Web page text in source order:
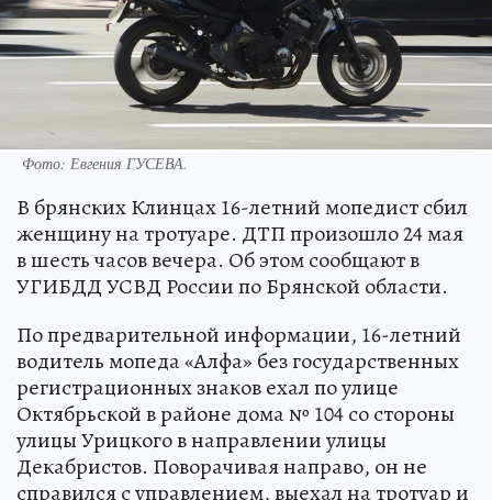
Фото: Евгения ГУСЕВА.
В брянских Клинцах 16-летний мопедист сбил
женщину на тротуаре. ДТП произошло 24 мая
в шесть часов вечера. Об этом сообщают в
УГИБДД УСВД России по Брянской области.
По предварительной информации, 16-летний
водитель мопеда «Алфа» без государственных
регистрационных знаков ехал по улице
Октябрьской в районе дома № 104 со стороны
улицы Урицкого в направлении улицы
Декабристов. Поворачивая направо, он не
справился с управлением, выехал на тротуар и